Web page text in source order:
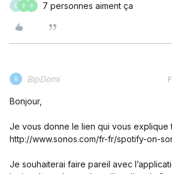
P P 7 personnes aiment ça
B BipDomi
Bonjour,
Je vous donne le lien qui vous explique
http://www.sonos.com/fr-fr/spotify-on-
Je souhaiterai faire pareil avec